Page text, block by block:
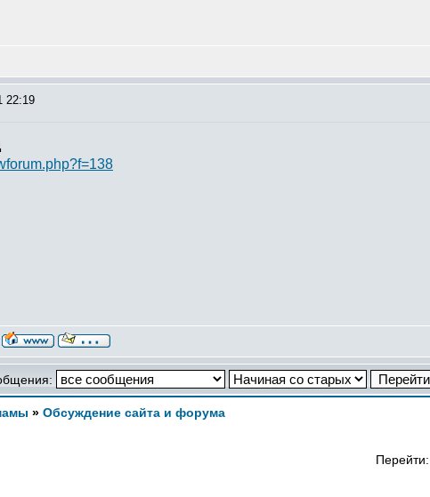
22:19
» Обсуждение сайта и форума
Перейти: